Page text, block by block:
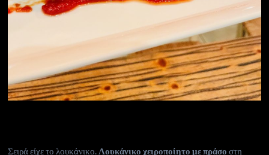
Σειρά είχε το λουκάνικο. Λουκάνικο χειροποίητο με πράσο στη